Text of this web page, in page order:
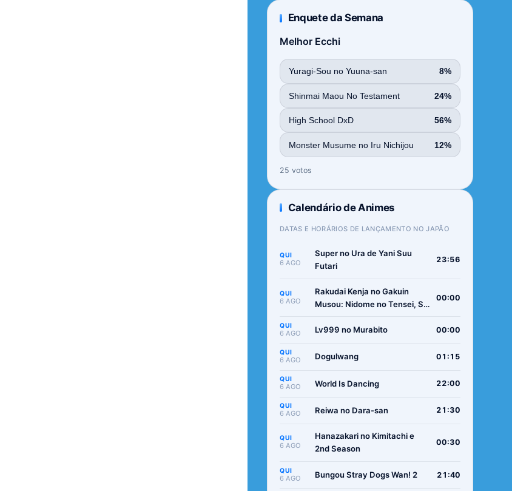
Enquete da Semana
Melhor Ecchi
Yuragi-Sou no Yuuna-san 8%
Shinmai Maou No Testament 24%
High School DxD 56%
Monster Musume no Iru Nichijou 12%
25 votos
Calendário de Animes
DATAS E HORÁRIOS DE LANÇAMENTO NO JAPÃO
QUI
6 AGO
Super no Ura de Yani Suu
Futari
23:56
QUI
6 AGO
Rakudai Kenja no Gakuin
Musou: Nidome no Tensei, S-
Boukenroku
00:00
QUI
6 AGO Lv999 no Murabito 00:00
QUI
6 AGO Dogulwang 01:15
QUI
6 AGO World Is Dancing 22:00
QUI
6 AGO Reiwa no Dara-san 21:30
QUI
6 AGO
Hanazakari no Kimitachi e
2nd Season
00:30
QUI
6 AGO Bungou Stray Dogs Wan! 2 21:40